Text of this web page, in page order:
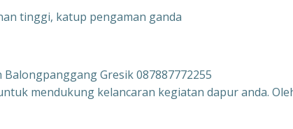
tinggi, katup pengaman ganda
Gresik 087887772255
mendukung kelancaran kegiatan dapur anda.